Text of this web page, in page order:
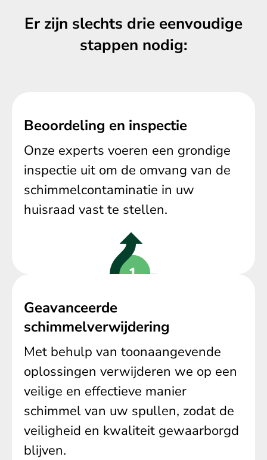
Er zijn slechts drie eenvoudige
stappen nodig:
Beoordeling en inspectie
Onze experts voeren een grondige
inspectie uit om de omvang van de
schimmelcontaminatie in uw
huisraad vast te stellen.
Geavanceerde
schimmelverwijdering
Met behulp van toonaangevende
oplossingen verwijderen we op een
veilige en effectieve manier
schimmel van uw spullen, zodat de
veiligheid en kwaliteit gewaarborgd
blijven.